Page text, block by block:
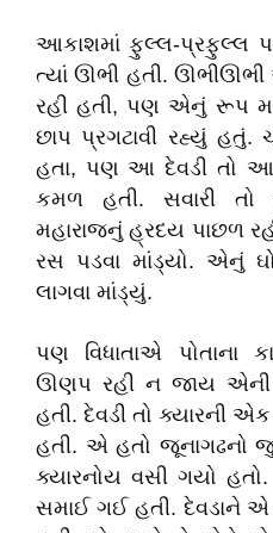
આકાશમાં ફુલ્લ-પ્રફુલ્લ
ત્યાં ઊભી હતી. ઊભીઊભી
રહી હતી, પણ એનું રૂપ
છાપ પ્રગટાવી રહ્યું હતું.
હતા, પણ આ દેવડી તો
કમળ હતી. સવારી
મહારાજનું હ્રદય પાછળ
રસ પડવા માંડ્યો. એનું
લાગવા માંડ્યું.
પણ વિધાતાએ પોતાના
ઊણપ રહી ન જાય એની
હતી. દેવડી તો ક્યારની
હતી. એ હતો જૂનાગઢનો
ક્યારનોય વસી ગયો
સમાઈ ગઈ હતી. દેવડાને